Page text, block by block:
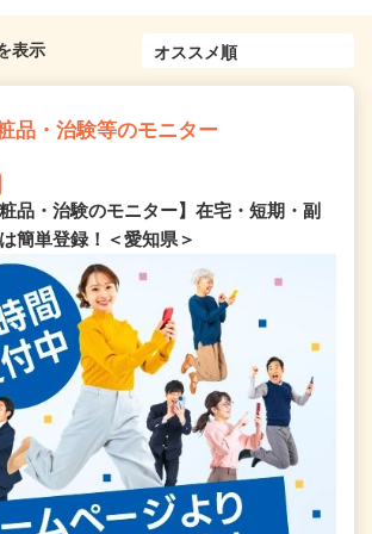
表示
品・治験等のモニター
品・治験のモニター】在宅・短期・副
簡単登録！＜愛知県＞